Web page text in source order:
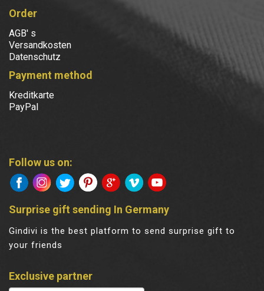
Order
AGB' s
Versandkosten
Datenschutz
Payment method
Kreditkarte
PayPal
Follow us on:
Surprise gift sending In Germany
Gindivi is the best platform to send surprise gift to
your friends
Exclusive partner